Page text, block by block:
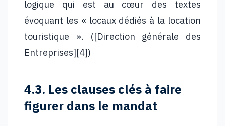
logique qui est au cœur des textes
évoquant les « locaux dédiés à la location
touristique ». ([Direction générale des
Entreprises][4])
4.3. Les clauses clés à faire
figurer dans le mandat